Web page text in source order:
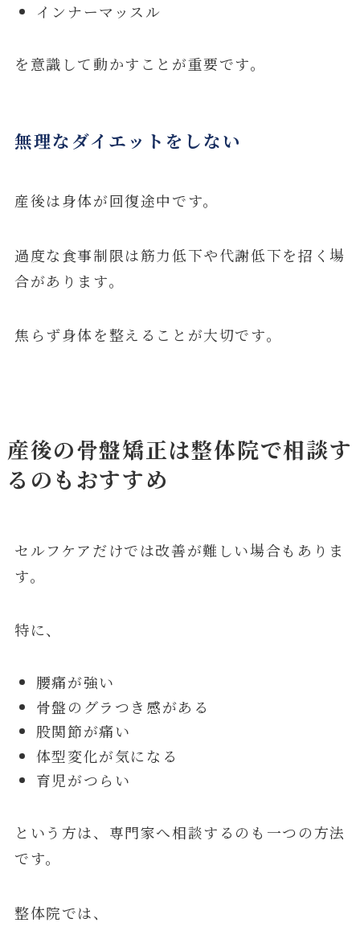
インナーマッスル
を意識して動かすことが重要です。
無理なダイエットをしない
産後は身体が回復途中です。
過度な食事制限は筋力低下や代謝低下を招く場
合があります。
焦らず身体を整えることが大切です。
産後の骨盤矯正は整体院で相談す
るのもおすすめ
セルフケアだけでは改善が難しい場合もありま
す。
特に、
腰痛が強い
骨盤のグラつき感がある
股関節が痛い
体型変化が気になる
育児がつらい
という方は、専門家へ相談するのも一つの方法
です。
整体院では、